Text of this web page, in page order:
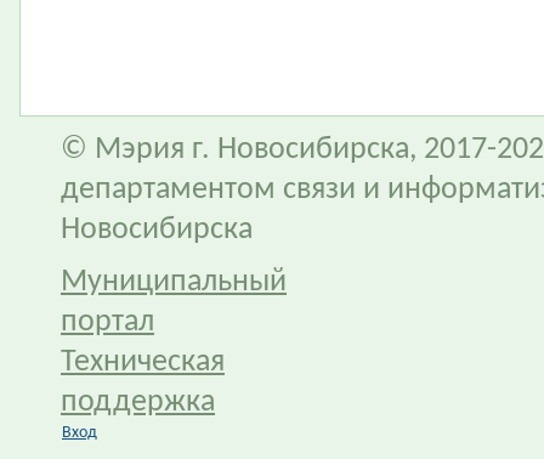
© Мэрия г. Новосибирска, 2017-
департаментом связи и
Новосибирска
Муниципальный
портал
Техническая
поддержка
Вход